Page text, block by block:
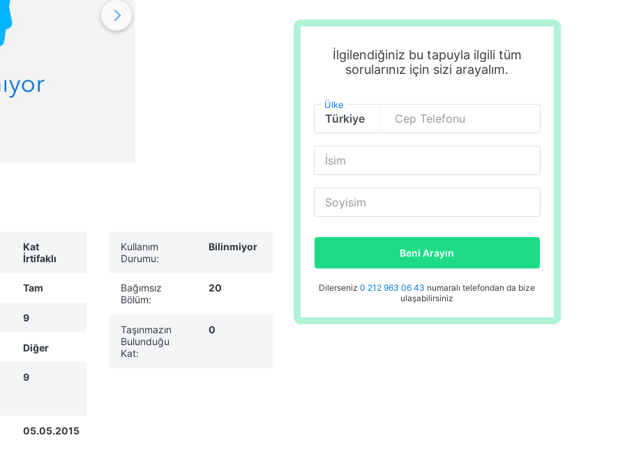
Kat
İrtifaklı
Tam
9
Diğer
9
05.05.2015
Kullanım
Durumu:
Bilinmiyor
Bağımsız
Bölüm:
20
Taşınmazın
Bulunduğu
Kat:
0
İlgilendiğiniz bu tapuyla ilgili tüm
sorularınız için sizi arayalım.
Ülke
Cep Telefonu
İsim
Soyisim
Beni Arayın
Dilerseniz0 212 963 06 43 numaralı telefondan da bize
ulaşabilirsiniz